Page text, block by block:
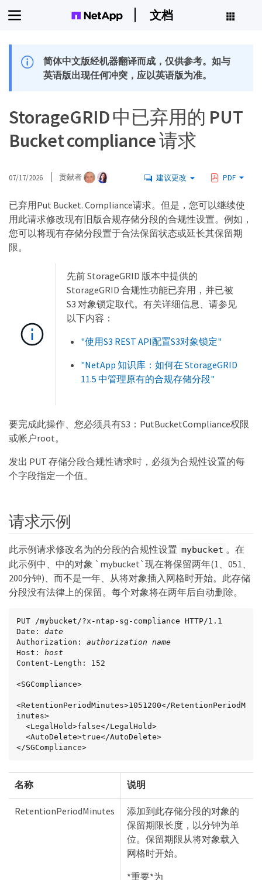
文档
简体中文版经机器翻译而成，仅供参考。如与
英语版出现任何冲突，应以英语版为准。
StorageGRID 中已弃用的 PUT
Bucket compliance 请求
07/17/2026 贡献者 建议更改 PDF
已弃用Put Bucket. Compliance请求。但是，您可以继续使
用此请求修改现有旧版合规存储分段的合规性设置。例如，
您可以将现有存储分段置于合法保留状态或延长其保留期
限。
先前 StorageGRID 版本中提供的
StorageGRID 合规性功能已弃用，并已被
S3 对象锁定取代。有关详细信息、请参见
以下内容：
"使用S3 REST API配置S3对象锁定"
"NetApp 知识库：如何在 StorageGRID
11.5 中管理原有的合规存储分段"
要完成此操作、您必须具有S3：PutBucketCompliance权限
或帐户root。
发出 PUT 存储分段合规性请求时，必须为合规性设置的每
个字段指定一个值。
请求示例
此示例请求修改名为的分段的合规性设置 mybucket 。在
此示例中、中的对象 `mybucket`现在将保留两年(1、051、
200分钟)、而不是一年、从将对象插入网格时开始。此存储
分段没有法律上的保留。每个对象将在两年后自动删除。
PUT /mybucket/?x-ntap-sg-compliance HTTP/1.1
Date: date
Authorization: authorization name
Host: host
Content-Length: 152
<SGCompliance>
<RetentionPeriodMinutes>1051200</RetentionPeriodM
inutes>
</SGCompliance>
名称 说明
RetentionPeriodMinutes
添加到此存储分段的对象的
保留期限长度，以分钟为单
位。保留期限从将对象载入
网格时开始。
*重要*为